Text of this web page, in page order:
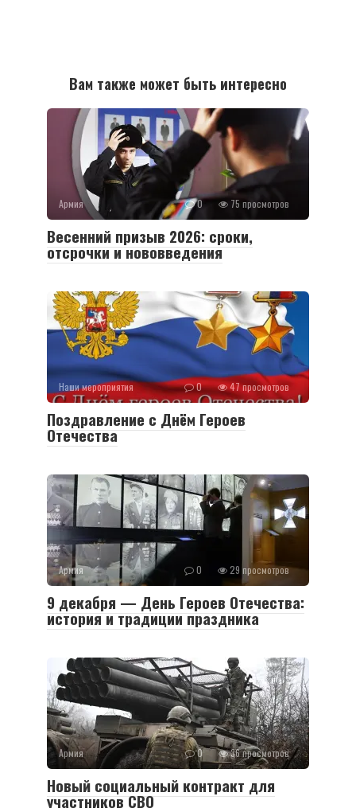
Вам также может быть интересно
Армия 0 75 просмотров
Весенний призыв 2026: сроки,
отсрочки и нововведения
Наши мероприятия 0 47 просмотров
Поздравление с Днём Героев
Отечества
Армия 0 29 просмотров
9 декабря — День Героев Отечества:
история и традиции праздника
Армия 0 36 просмотров
Новый социальный контракт для
участников СВО